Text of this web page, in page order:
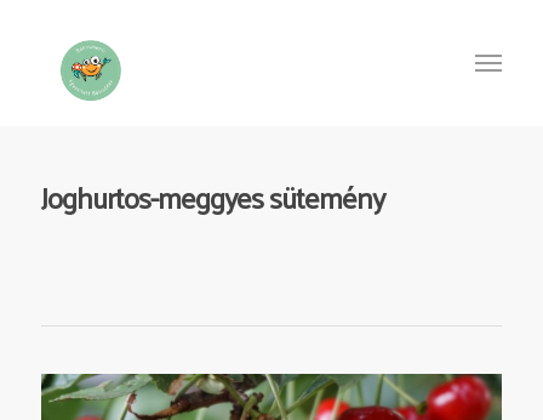
Joghurtos-meggyes sütemény